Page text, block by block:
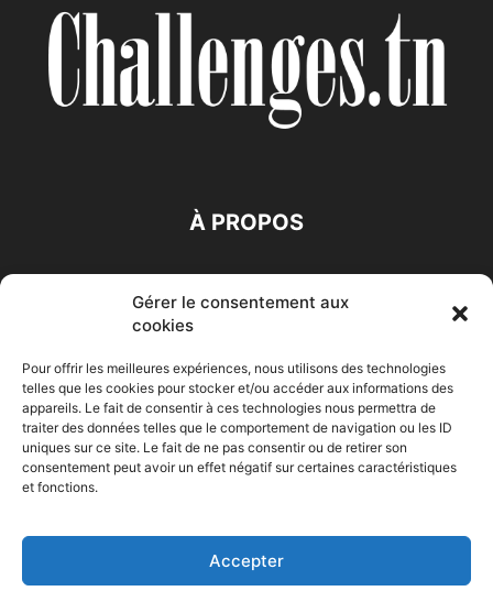
Gérer le consentement aux
cookies
Pour offrir les meilleures expériences, nous utilisons des technologies
telles que les cookies pour stocker et/ou accéder aux informations des
appareils. Le fait de consentir à ces technologies nous permettra de
traiter des données telles que le comportement de navigation ou les ID
uniques sur ce site. Le fait de ne pas consentir ou de retirer son
consentement peut avoir un effet négatif sur certaines caractéristiques
et fonctions.
Accepter
À PROPOS
Accueil Economie Entreprises Entrepreneur
Maghreb
© Challenges.tn By AAKOM.DIGITAL